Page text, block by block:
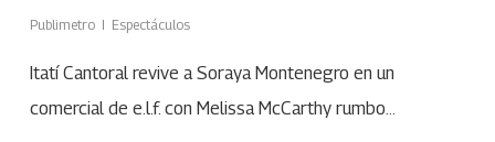
Publimetro Espectáculos
Itatí Cantoral revive a Soraya Montenegro en un
comercial de e.l.f. con Melissa McCarthy rumbo…